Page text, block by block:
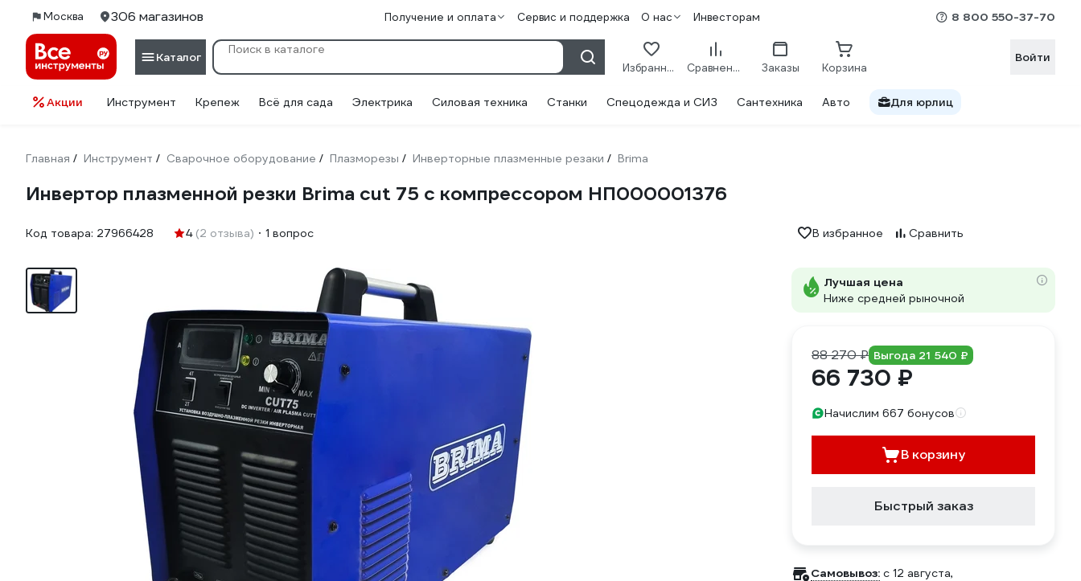
Москва 306 магазинов Получение и оплата Сервис и поддержка О нас Инвесторам 8 800 550-37-70
Каталог
Избранное Сравнение Заказы Корзина
Войти
Акции Инструмент Крепеж Всё для сада Электрика Силовая техника Станки Спецодежда и СИЗ Сантехника Авто Для юрлиц
Главная / Инструмент / Сварочное оборудование / Плазморезы / Инверторные плазменные резаки / Brima
Инвертор плазменной резки Brima cut 75 с компрессором НП000001376
Код товара: 27966428 4 (2 отзыва) 1 вопрос В избранное Сравнить
Лучшая цена
Ниже средней рыночной
88 270 ₽ Выгода 21 540 ₽
66 730 ₽
Начислим 667 бонусов
В корзину
Быстрый заказ
Самовывоз: c 12 августа,